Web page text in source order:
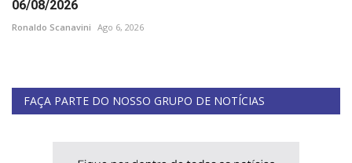
06/08/2026
Ronaldo Scanavini Ago 6, 2026
FAÇA PARTE DO NOSSO GRUPO DE NOTÍCIAS